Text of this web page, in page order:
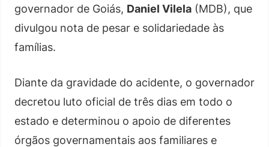
governador de Goiás, Daniel Vilela (MDB), que
divulgou nota de pesar e solidariedade às
famílias.
Diante da gravidade do acidente, o governador
decretou luto oficial de três dias em todo o
estado e determinou o apoio de diferentes
órgãos governamentais aos familiares e